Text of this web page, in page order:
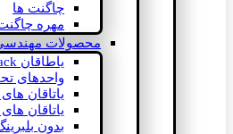
چاگنت ها
مهره
محصولات
یاطاقان Back های پشتی
واحدهای
یاتاقان
یاتاقان های INSOCOAT
بدون